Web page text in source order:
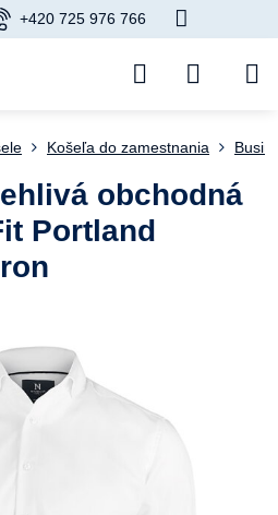
+420 725 976 766
Košeľa do zamestnania
obchodná
Portland